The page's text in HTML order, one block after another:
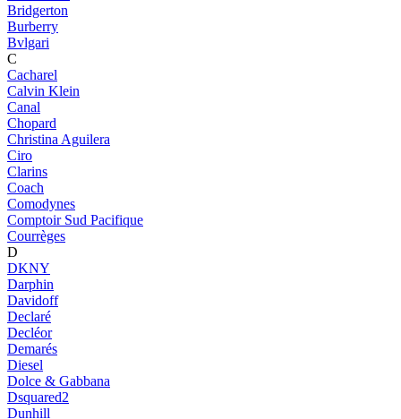
Bridgerton
Burberry
Bvlgari
C
Cacharel
Calvin Klein
Canal
Chopard
Christina Aguilera
Ciro
Clarins
Coach
Comodynes
Comptoir Sud Pacifique
Courrèges
D
DKNY
Darphin
Davidoff
Declaré
Decléor
Demarés
Diesel
Dolce & Gabbana
Dsquared2
Dunhill